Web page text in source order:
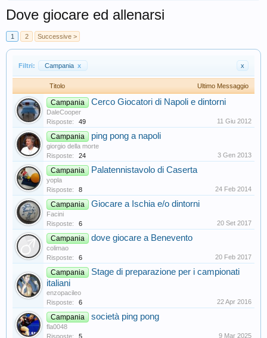
Dove giocare ed allenarsi
1 2 Successive >
Filtri: Campania x x
Titolo Ultimo Messaggio
Campania Cerco Giocatori di Napoli e dintorni
DaleCooper
Risposte:
49 11 Giu 2012
Campania ping pong a napoli
giorgio della morte
Risposte:
24 3 Gen 2013
Campania Palatennistavolo di Caserta
yopla
Risposte:
8 24 Feb 2014
Campania Giocare a Ischia e/o dintorni
Facini
Risposte:
6 20 Set 2017
Campania dove giocare a Benevento
colimao
Risposte:
6 20 Feb 2017
Campania
Stage di preparazione per i campionati
italiani
enzopacileo
Risposte:
6 22 Apr 2016
Campania società ping pong
fla0048
Risposte:
5 9 Mar 2025